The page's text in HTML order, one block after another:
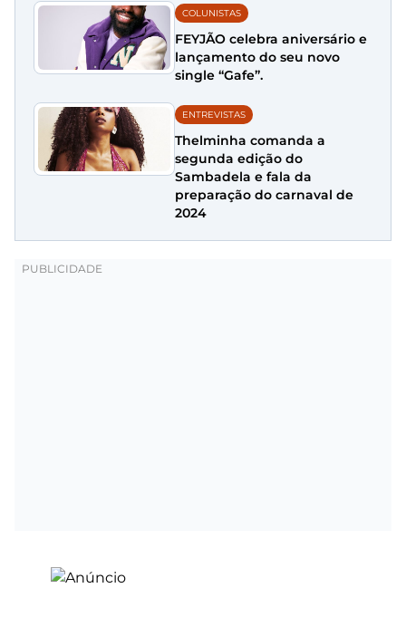
COLUNISTAS
FEYJÃO celebra aniversário e
lançamento do seu novo
single “Gafe”.
ENTREVISTAS
Thelminha comanda a
segunda edição do
Sambadela e fala da
preparação do carnaval de
2024